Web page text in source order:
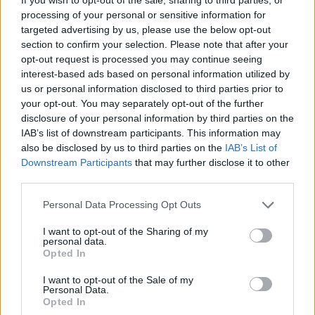
processing of your personal or sensitive information for
targeted advertising by us, please use the below opt-out
section to confirm your selection. Please note that after your
opt-out request is processed you may continue seeing
interest-based ads based on personal information utilized by
us or personal information disclosed to third parties prior to
your opt-out. You may separately opt-out of the further
disclosure of your personal information by third parties on the
IAB’s list of downstream participants. This information may
also be disclosed by us to third parties on the IAB’s List of
Downstream Participants that may further disclose it to other
Please note that this website/app uses one or more Google
not limited to your visit or usage behaviour. You may click to
grant or deny consent to Google and its third-party tags to
use your data for below specified purposes in below Google
consent section.
Personal Data Processing Opt Outs
I want to opt-out of the Sharing of my
personal data.
Opted In
I want to opt-out of the Sale of my
Personal Data.
Opted In
gondolom, hogy ez a kritika, ami amúgy nem is
kritika, hanem sokkal inkább egy faragatlan
beszólás volt, az önbizalmam leépítésére tett
tudatos vagy tudattalan kísérlet, csak és
kizárólag azért hatott rám, mert nem éreztem
magam rendben az életemet illetően.
Szerintem az, aki negatív kritikával illet mást
bánt mást, - például egyedülállóként vagy
gyermektelenül -, saját magáról állít ki
szegénységi bizonyítványt, és nem szabad rá
figyelni. Őszintén?Ha te egy boldog,
kiegyensúlyozott kapcsolatban élsz, és imádod a